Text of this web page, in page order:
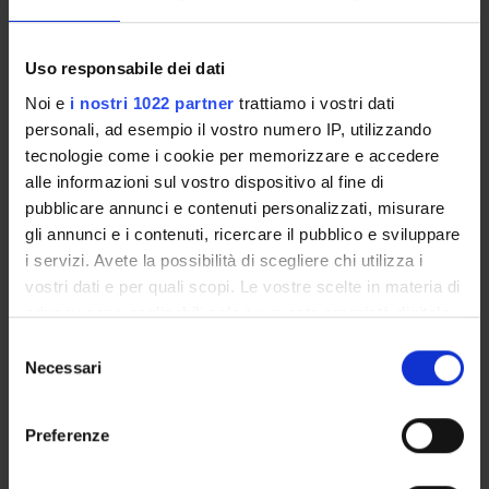
Uso responsabile dei dati
Noi e i nostri 1022 partner trattiamo i vostri dati
personali, ad esempio il vostro numero IP, utilizzando
tecnologie come i cookie per memorizzare e accedere
alle informazioni sul vostro dispositivo al fine di
pubblicare annunci e contenuti personalizzati, misurare
gli annunci e i contenuti, ricercare il pubblico e sviluppare
i servizi. Avete la possibilità di scegliere chi utilizza i
vostri dati e per quali scopi. Le vostre scelte in materia di
privacy sono applicabili solo su questa proprietà digitale
modificare o revocare il proprio consenso in qualsiasi
momento dalla Dichiarazione sui cookie o facendo clic
delNecessari
Preferenze
SECTIONS
Section of Psychiatry and Clinical Psychology
ACTIVITIES
RESEARCH GROUPS
SECTIONS
CENTRI